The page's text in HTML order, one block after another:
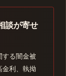
談が寄せ
する闇金被
金利、執拗